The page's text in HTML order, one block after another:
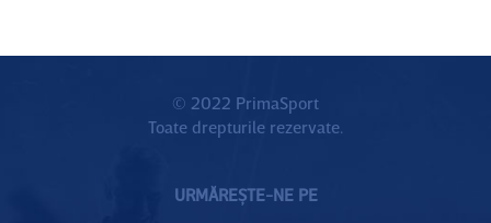
26 de
Champio
League
© 2022 PrimaSport
Toate drepturile rezervate.
URMĂREȘTE-NE PE